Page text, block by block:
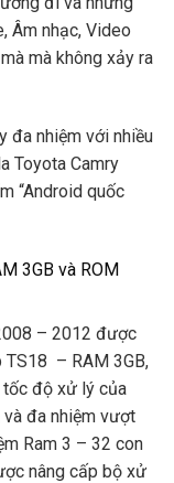
Âm nhạc, Video
mà không xảy ra
đa nhiệm với nhiều
Toyota Camry
“Android quốc
3GB và ROM
– 2012 được
TS18 – RAM 3GB,
tốc độ xử lý của
và đa nhiệm vượt
Ram 3 – 32 con
nâng cấp bộ xử